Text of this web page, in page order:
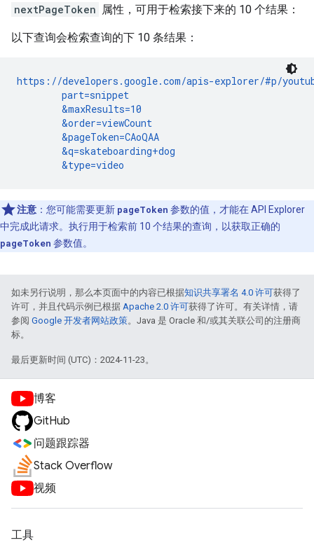
nextPageToken 属性，可用于检索接下来的 10 个结果：
以下查询会检索查询的下 10 条结果：
https://developers.google.com/apis-explorer/#p/
        part=snippet
        &maxResults=10
        &order=viewCount
        &pageToken=CAoQAA
        &q=skateboarding+dog
        &type=video
注意 ：您可能需要更新 pageToken 参数的值，才能在 API Explorer
中完成此请求。执行用于检索前 10 个结果的查询，以获取正确的
pageToken 参数值。
如未另行说明，那么本页面中的内容已根据知识共享署名 4.0 许可获得了
许可，并且代码示例已根据 Apache 2.0 许可获得了许可。有关详情，请
参阅 Google 开发者网站政策。Java 是 Oracle 和/或其关联公司的注册商
标。
最后更新时间 (UTC)：2024-11-23。
博客
GitHub
问题跟踪器
Stack Overflow
视频
工具